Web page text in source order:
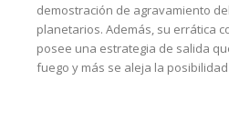
demostración de agravamiento
planetarios. Además, su errática
posee una estrategia de salida
fuego y más se aleja la